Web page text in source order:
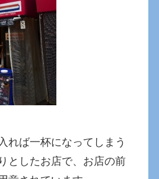
れば一杯になってしまう
としたお店で、お店の前